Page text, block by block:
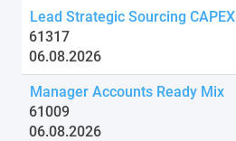
Lead Strategic Sourcing CAPEX
61317
06.08.2026
Manager Accounts Ready Mix
61009
06.08.2026